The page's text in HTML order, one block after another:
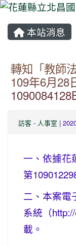
本站消息
轉知「教師
109年6月28
訪客 - 人事室 |
一、依據花
第
二、本案電
系統（
載。